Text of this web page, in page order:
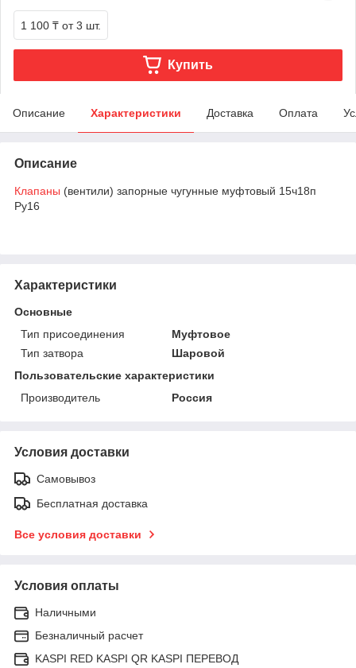
1 100 ₸ от 3 шт.
Купить
Описание Характеристики Доставка Оплата
Описание
Клапаны (вентили) запорные чугунные муфтовый 15ч18п
Ру16
Характеристики
Основные
Тип присоединения
Муфтовое
Тип затвора
Шаровой
Пользовательские характеристики
Производитель
Россия
Условия доставки
Самовывоз
Бесплатная доставка
Все условия доставки
Условия оплаты
Наличными
Безналичный расчет
KASPI RED KASPI QR KASPI ПЕРЕВОД